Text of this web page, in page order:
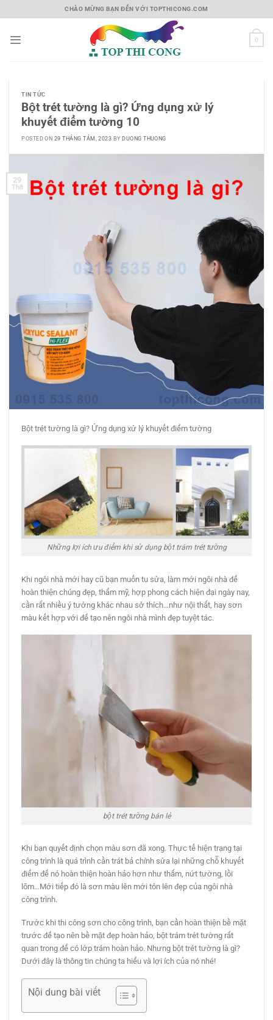
to
CHÀO MỪNG BẠN ĐẾN VỚI TOPTHICONG.COM
0
TIN TỨC
Bột trét tường là gì? Ứng dụng xử lý
khuyết điểm tường 10
POSTED ON 29 THÁNG TÁM, 2023 BYDUONG THUONG
29
Th8
Bột trét tường là gì? Ứng dụng xử lý khuyết điểm tường
Những lợi ích ưu điểm khi sử dụng bột trám trét tường
Khi ngôi nhà mới hay cũ bạn muốn tu sửa, làm mới ngôi nhà để
hoàn thiện chúng đẹp, thẩm mỹ, hợp phong cách hiện đại ngày nay,
cần rất nhiều ý tưởng khác nhau sở thích…như nội thất, hay sơn
màu kết hợp với để tạo nên ngôi nhà mình đẹp tuyệt tác.
bột trét tường bán lẻ
Khi bạn quyết định chọn màu sơn đã xong. Thực tế hiện trạng tại
công trình là quá trình cần trát bả chỉnh sửa lại những chỗ khuyết
điểm để nó hoàn thiện hoàn hảo hơn như thấm, nứt tường, lồi
lõm…Mới tiếp đó là sơn màu lên mới tôn lên đẹp của ngôi nhà
công trình.
Trước khi thi công sơn cho công trình, bạn cần hoàn thiện bề mặt
trước để tạo nên bề mặt đẹp hoàn hảo, bột trám trét tường rất
quan trong để có lớp trám hoàn hảo. Nhưng bột trét tường là gì?
Dưới đây là thông tin chúng ta hiểu và lợi ích của nó nhé!
Nội dung bài viết